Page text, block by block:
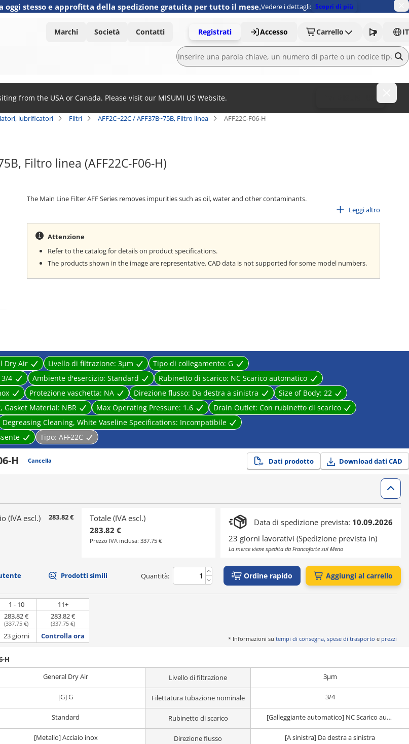
oggi stesso e approfitta della spedizione gratuita per tutto il mese.Vedere i dettagli: Scopri di più
Marchi Società Contatti Registrati Accesso Carrello IT
from the USA or Canada. Please visit our MISUMI US Website.
lubrificatori Filtri AFF2C~22C / AFF37B~75B, Filtro linea AFF22C-F06-H
Filtro linea (AFF22C-F06-H)
The Main Line Filter AFF Series removes impurities such as oil, water and other contaminants.
Leggi altro
Attenzione
Refer to the catalog for details on product specifications.
The products shown in the image are representative. CAD data is not supported for some model numbers.
Dry Air Livello di filtrazione: 3μm Tipo di collegamento: G
3/4 Ambiente d'esercizio: Standard Rubinetto di scarico: NC Scarico automatico
Protezione vaschetta: NA Direzione flusso: Da destra a sinistra Size of Body: 22
Gasket Material: NBR Max Operating Pressure: 1.6 Drain Outlet: Con rubinetto di scarico
Degreasing Cleaning, White Vaseline Specifications: Incompatibile
Tipo: AFF22C
H Cancella Dati prodotto Download dati CAD
(IVA escl.) 283.82 €
Totale (IVA escl.)
283.82 €
Prezzo IVA inclusa: 337.75 €
Data di spedizione prevista: 10.09.2026
23 giorni lavorativi (Spedizione prevista in)
La merce viene spedita da Francoforte sul Meno
Prodotti simili Quantità: Ordine rapido Aggiungi al carrello
1 - 10
11+
283.82 €
(337.75 €)
283.82 €
(337.75 €)
23 giorni Controlla ora * Informazioni su tempi di consegna, spese di trasporto e prezzi
H
General Dry Air Livello di filtrazione 3μm
[G] G Filettatura tubazione nominale 3/4
Standard Rubinetto di scarico [Galleggiante automatico] NC Scarico automatico
[Metallo] Acciaio inox Direzione flusso [A sinistra] Da destra a sinistra